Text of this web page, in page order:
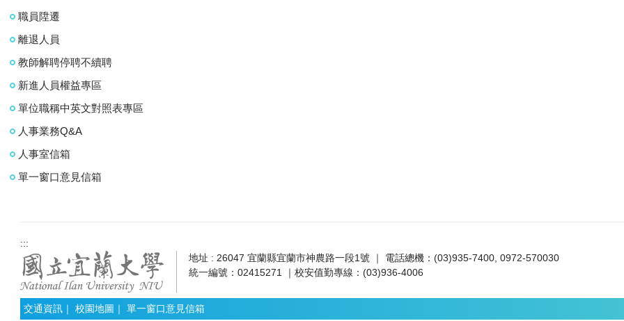
職員陞遷
離退人員
教師解聘停聘不續聘
新進人員權益專區
單位職稱中英文對照表專區
人事業務Q&A
人事室信箱
單一窗口意見信箱
:::
地址 : 26047 宜蘭縣宜蘭市神農路一段1號 ｜ 電話總機：(03)935-7400, 0972-570030
統一編號：02415271 ｜校安值勤專線：(03)936-4006
交通資訊 ｜ 校園地圖 ｜ 單一窗口意見信箱